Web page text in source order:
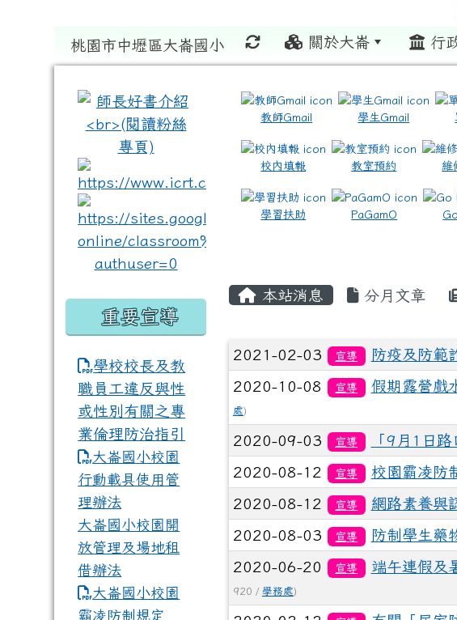
桃園市中壢區大崙國小 關於大崙 行
教師Gmail 學生Gmail
校內填報 教室預約 維
學習扶助 PaGamO
本站消息 分月文章
文章列表
2021-02-03 宣導 防疫及防範
2020-10-08 宣導 假期露營戲
處)
2020-09-03 宣導 「9月1日路
2020-08-12 宣導 校園霸凌防
2020-08-12 宣導 網路素養與
2020-08-03 宣導 防制學生藥
2020-06-20 宣導 端午連假及
920 / 學務處)
link to https://www.icrt.com.tw/ \
link to https://sites.google.com/
重要宣導
學校校長及教
職員工違反與性
或性別有關之專
業倫理防治指引
大崙國小校園
行動載具使用管
理辦法
大崙國小校園開
放管理及場地租
借辦法
大崙國小校園
霸凌防制規定